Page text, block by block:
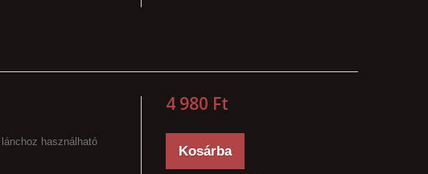
használható
4 980 Ft‎
Kosárba